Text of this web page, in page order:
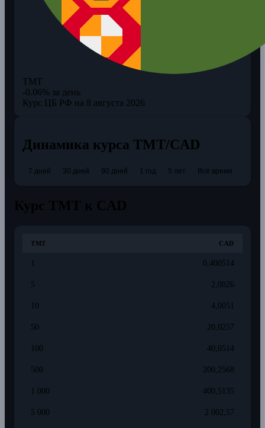
TMT
-0.06% за день
Курс ЦБ РФ на 8 августа 2026
Динамика курса TMT/CAD
7 дней 30 дней 90 дней 1 год 5 лет Всё время
TMT CAD
1 0,400514
5 2,0026
10 4,0051
50 20,0257
100 40,0514
500 200,2568
1 000 400,5135
5 000 2 002,57